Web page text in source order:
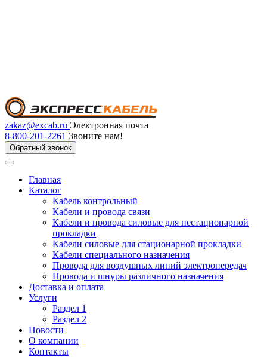
zakaz@excab.ru Электронная почта
8-800-201-2261 Звоните нам!
Обратный звонок
Главная
Каталог
Кабель контрольный
Кабели и провода связи
Кабели и провода силовые для нестационарной
прокладки
Кабели силовые для стационарной прокладки
Кабели специального назначения
Провода для воздушных линий электропередач
Провода и шнуры различного назначения
Доставка и оплата
Услуги
Раздел 1
Раздел 2
Новости
О компании
Контакты